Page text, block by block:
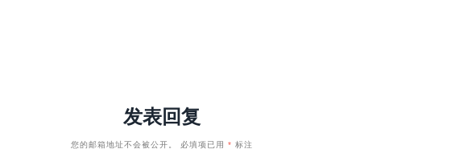
发表回复
您的邮箱地址不会被公开。 必填项已用 * 标注